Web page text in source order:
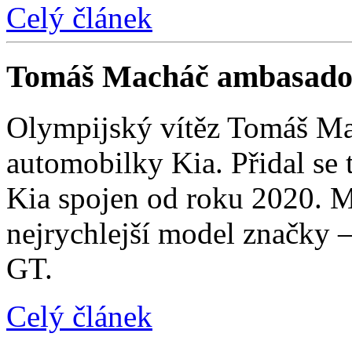
Celý článek
Tomáš Macháč
Olympijský vítěz Tomáš
automobilky Kia. Přidal se
Kia spojen od roku 2020.
nejrychlejší model značky
GT.
Celý článek